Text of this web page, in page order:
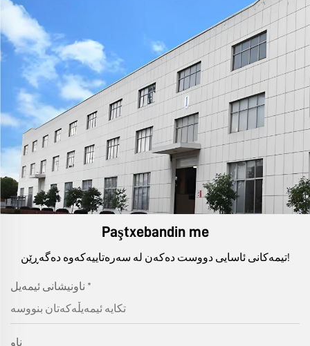
Paştxebandin me
تیمەکانی ئاسایی دووست دەکەن لە سەرەتاییەکەوە دەگەڕێن!
*
ناو